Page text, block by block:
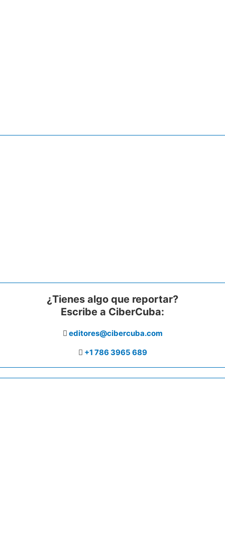
¿Tienes algo que reportar?
Escribe a CiberCuba:
editores@cibercuba.com
+1 786 3965 689